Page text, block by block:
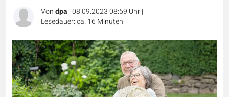
Vondpa |08.09.2023 08:59 Uhr|
Lesedauer: ca. 16 Minuten